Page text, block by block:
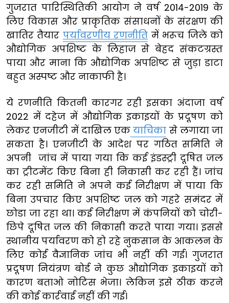
गुजरात पारिस्थितिकी आयोग ने वर्ष 2014-2019 के
लिए विकास और प्राकृतिक संसाधनों के संरक्षण की
खातिर तैयार पर्यावरणीय रणनीति में भरूच जिले को
औद्योगिक अपशिष्ट के लिहाज से बेहद संकटग्रस्त
पाया और माना कि औद्योगिक अपशिष्ट से जुड़ा डाटा
बहुत अस्पष्ट और नाकाफी है।
ये रणनीति कितनी कारगर रही इसका अंदाजा वर्ष
2022 में दहेज में औद्योगिक इकाइयों के प्रदूषण को
लेकर एनजीटी में दाखिल एक याचिका से लगाया जा
सकता है। एनजीटी के आदेश पर गठित समिति ने
अपनी जांच में पाया गया कि कई इंडस्ट्री दूषित जल
का ट्रीटमेंट किए बिना ही निकासी कर रही हैं। जांच
कर रही समिति ने अपने कई निरीक्षण में पाया कि
बिना उपचार किए अपशिष्ट जल को गहरे समंदर में
छोडा जा रहा था। कई निरीक्षण में कंपनियों को चोरी-
छिपे दूषित जल की निकासी करते पाया गया। इससे
स्थानीय पर्यावरण को हो रहे नुकसान के आकलन के
लिए कोई वैज्ञानिक जांच भी नहीं की गई। गुजरात
प्रदूषण नियंत्रण बोर्ड ने कुछ औद्योगिक इकाइयों को
कारण बताओ नोटिस भेजा। लेकिन इसे ठीक करने
की कोई कार्रवाई नहीं की गई।